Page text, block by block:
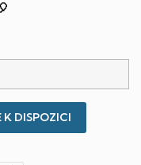
K DISPOZICI